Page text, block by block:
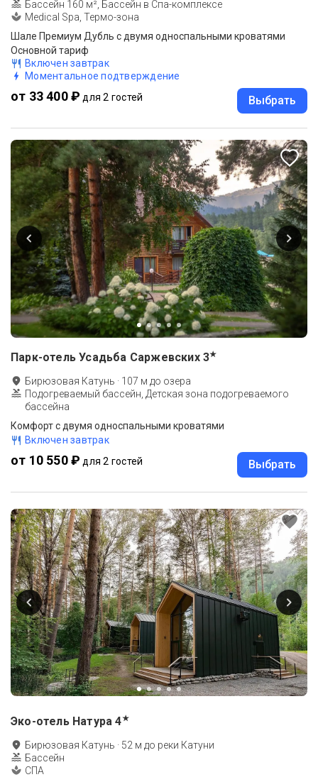
Бассейн 160 м², Бассейн в Спа-комплексе
Medical Spa, Термо-зона
Шале Премиум Дубль с двумя односпальными кроватями
Основной тариф
Включен завтрак
Моментальное подтверждение
от 33 400 ₽ для 2 гостей Выбрать
Парк-отель Усадьба Саржевских 3★
Бирюзовая Катунь · 107 м до озера
Подогреваемый бассейн, Детская зона подогреваемого
бассейна
Комфорт с двумя односпальными кроватями
Включен завтрак
от 10 550 ₽ для 2 гостей Выбрать
Эко-отель Натура 4★
Бирюзовая Катунь · 52 м до реки Катуни
Бассейн
СПА